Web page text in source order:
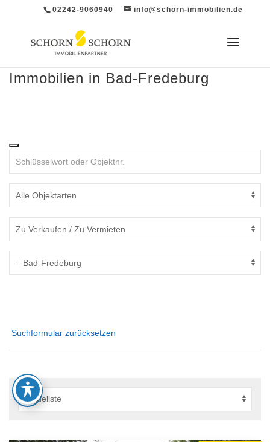
02242-9060940 info@schorn-immobilien.de
Immobilien in Bad-Fredeburg
Suchformular zurücksetzen